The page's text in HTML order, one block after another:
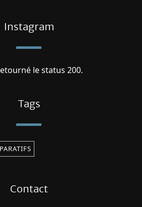
Instagram
le status 200.
Tags
Contact